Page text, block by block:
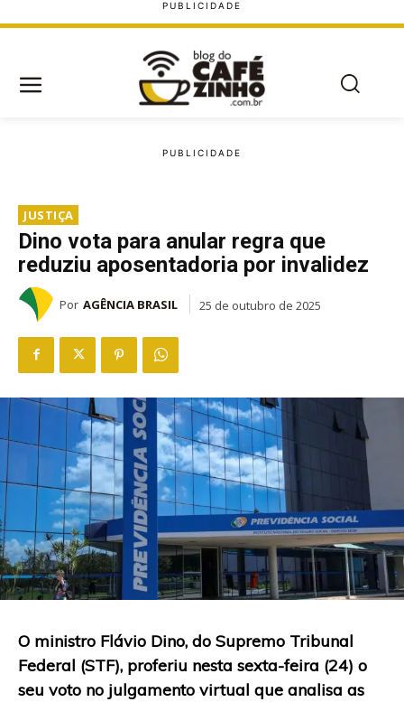
JUSTIÇA
Dino vota para anular regra que
reduziu aposentadoria por invalidez
Por AGÊNCIA BRASIL 25 de outubro de 2025
O ministro Flávio Dino, do Supremo Tribunal
Federal (STF), proferiu nesta sexta-feira (24) o
seu voto no julgamento virtual que analisa as